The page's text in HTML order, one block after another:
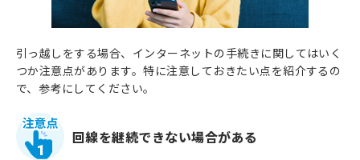
引っ越しをする場合、インターネットの手続きに関してはいく
つか注意点があります。特に注意しておきたい点を紹介するの
で、参考にしてください。
1
回線を継続できない場合がある